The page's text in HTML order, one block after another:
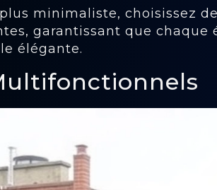
minimaliste, choisissez
garantissant que chaque
élégante.